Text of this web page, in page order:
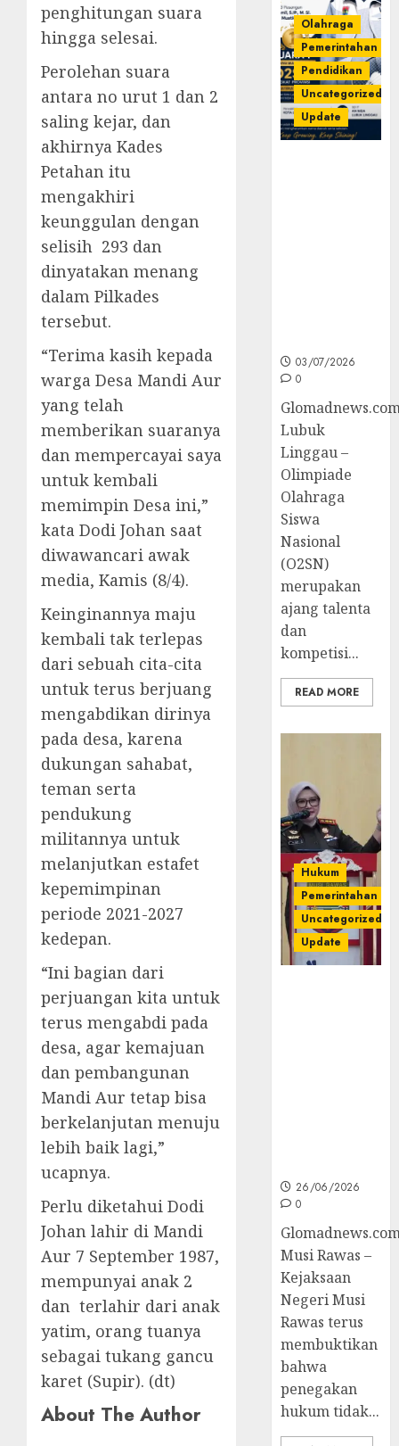
penghitungan suara
hingga selesai.
Perolehan suara
antara no urut 1 dan 2
saling kejar, dan
akhirnya Kades
Petahan itu
mengakhiri
keunggulan dengan
selisih 293 dan
dinyatakan menang
dalam Pilkades
tersebut.
“Terima kasih kepada
warga Desa Mandi Aur
yang telah
memberikan suaranya
dan mempercayai saya
untuk kembali
memimpin Desa ini,”
kata Dodi Johan saat
diwawancari awak
media, Kamis (8/4).
Keinginannya maju
kembali tak terlepas
dari sebuah cita-cita
untuk terus berjuang
mengabdikan dirinya
pada desa, karena
dukungan sahabat,
teman serta
pendukung
militannya untuk
melanjutkan estafet
kepemimpinan
periode 2021-2027
kedepan.
“Ini bagian dari
perjuangan kita untuk
terus mengabdi pada
desa, agar kemajuan
dan pembangunan
Mandi Aur tetap bisa
berkelanjutan menuju
lebih baik lagi,”
ucapnya.
Perlu diketahui Dodi
Johan lahir di Mandi
Aur 7 September 1987,
mempunyai anak 2
dan terlahir dari anak
yatim, orang tuanya
sebagai tukang gancu
karet (Supir). (dt)
About The Author
Olahraga
Pemerintahan
Pendidikan
Uncategorized
Update
03/07/2026
0
Lubuk
Linggau –
Olimpiade
Olahraga
Siswa
Nasional
(O2SN)
merupakan
ajang talenta
dan
kompetisi...
READ MORE
Hukum
Pemerintahan
Uncategorized
Update
26/06/2026
0
Musi Rawas –
Kejaksaan
Negeri Musi
Rawas terus
membuktikan
bahwa
penegakan
hukum tidak...